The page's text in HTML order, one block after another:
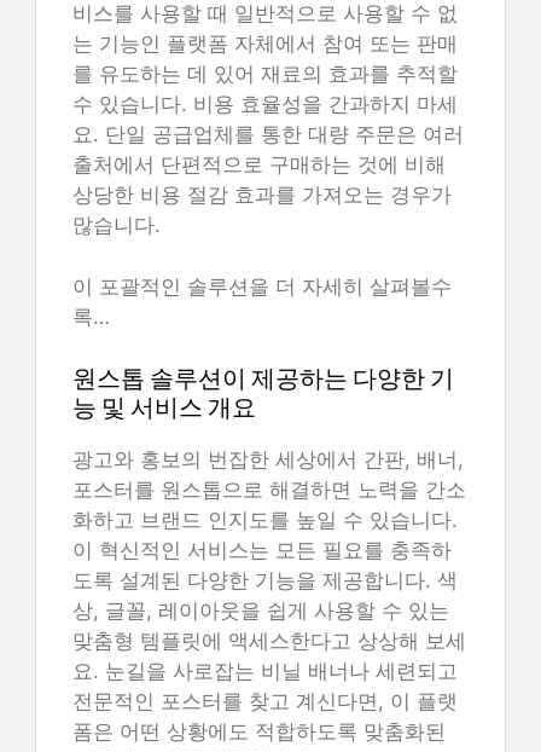
비스를 사용할 때 일반적으로 사용할 수 없
는 기능인 플랫폼 자체에서 참여 또는 판매
를 유도하는 데 있어 재료의 효과를 추적할
수 있습니다. 비용 효율성을 간과하지 마세
요. 단일 공급업체를 통한 대량 주문은 여러
출처에서 단편적으로 구매하는 것에 비해
상당한 비용 절감 효과를 가져오는 경우가
많습니다.
이 포괄적인 솔루션을 더 자세히 살펴볼수
록…
원스톱 솔루션이 제공하는 다양한 기
능 및 서비스 개요
광고와 홍보의 번잡한 세상에서 간판, 배너,
포스터를 원스톱으로 해결하면 노력을 간소
화하고 브랜드 인지도를 높일 수 있습니다.
이 혁신적인 서비스는 모든 필요를 충족하
도록 설계된 다양한 기능을 제공합니다. 색
상, 글꼴, 레이아웃을 쉽게 사용할 수 있는
맞춤형 템플릿에 액세스한다고 상상해 보세
요. 눈길을 사로잡는 비닐 배너나 세련되고
전문적인 포스터를 찾고 계신다면, 이 플랫
폼은 어떤 상황에도 적합하도록 맞춤화된